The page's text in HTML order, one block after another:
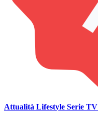
Attualità Lifestyle Serie TV